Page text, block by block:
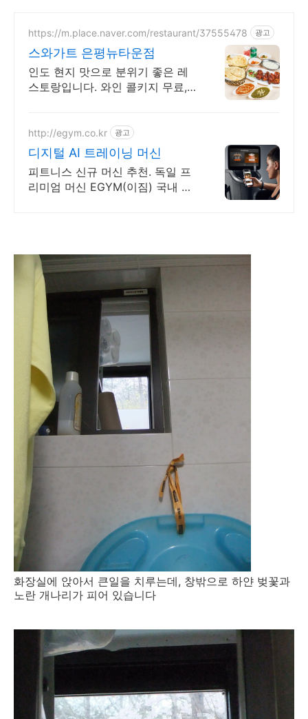
https://m.place.naver.com/restaurant/37555478 광고
스와가트 은평뉴타운점
인도 현지 맛으로 분위기 좋은 레
스토랑입니다. 와인 콜키지 무료,
http://egym.co.kr 광고
디지털 AI 트레이닝 머신
피트니스 신규 머신 추천. 독일 프
리미엄 머신 EGYM(이짐) 국내 상
화장실에 앉아서 큰일을 치루는데, 창밖으로 하얀 벚꽃과
노란 개나리가 피어 있습니다